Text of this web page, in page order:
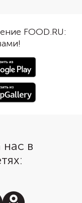
приготовленная
распределена по дну
толстым слоем. У
должна быть плотная
чтобы посторонние
проникли в
FOOD.RU:
в